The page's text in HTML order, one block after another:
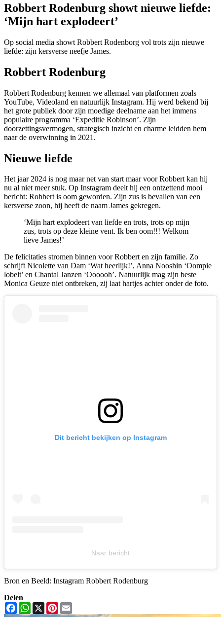
Robbert Rodenburg showt nieuwe liefde:
‘Mijn hart explodeert’
Op social media showt Robbert Rodenborg vol trots zijn nieuwe
liefde: zijn kersverse neefje James.
Robbert Rodenburg
Robbert Rodenburg kennen we allemaal van platformen zoals
YouTube, Videoland en natuurlijk Instagram. Hij werd bekend bij
het grote publiek door zijn moedige deelname aan het immens
populaire programma ‘Expeditie Robinson’. Zijn
doorzettingsvermogen, strategisch inzicht en charme leidden hem
naar de overwinning in 2021.
Nieuwe liefde
Het jaar 2024 is nog maar net van start maar voor Robbert kan hij
nu al niet meer stuk. Op Instagram deelt hij een ontzettend mooi
bericht: Robbert is oom geworden. Zijn zus is bevallen van een
kersverse zoon, hij heeft de naam James gekregen.
‘Mijn hart explodeert van liefde en trots, trots op mijn
zus, trots op deze kleine vent. Ik ben oom!!! Welkom
lieve James!’
De felicitaties stromen binnen voor Robbert en zijn familie. Zo
schrijft Nicolette van Dam ‘Wat heerlijk!’, Anna Nooshin ‘Oompie
lobelt’ en Chantal Janzen ‘Oooooh’. Natuurlijk mag zijn beste
Monica Geuze niet ontbreken, zij laat hartjes achter onder de foto.
Dit bericht bekijken op Instagram
Naar bericht
Bron en Beeld: Instagram Robbert Rodenburg
Delen
FacebookWhatsApp
X Pinterest